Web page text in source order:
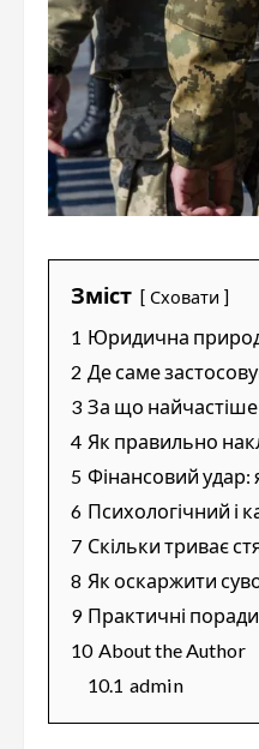
Зміст Сховати
1 Юридична
2 Де саме
3 За що
4 Як правильно
5 Фінансовий удар:
6 Психологічний і
7 Скільки триває
8 Як оскаржити
9 Практичні
10 About the Author
10.1 admin